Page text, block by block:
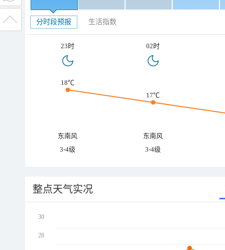
分时段预报 生活指数
23时 02时
18℃
17℃
东南风
东南风
3-4级
3-4级
整点天气实况
30
28